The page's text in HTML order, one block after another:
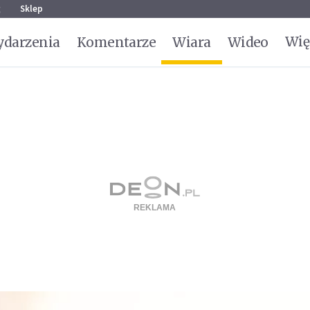
Sklep
Komentarze Wiara Wideo